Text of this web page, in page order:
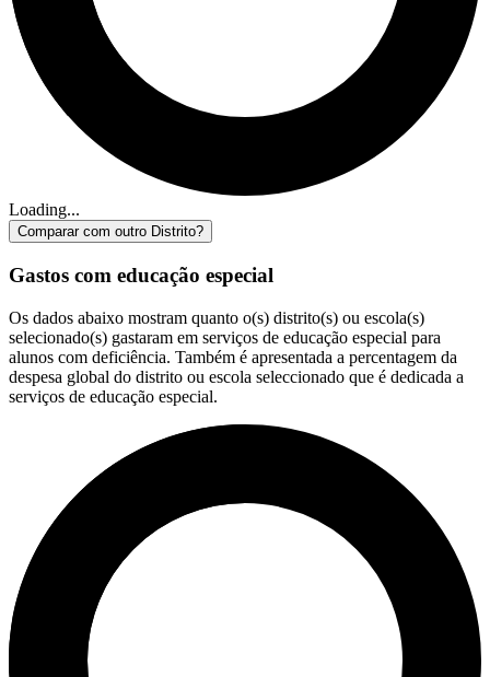
Loading...
Comparar com outro Distrito?
Gastos com educação especial
Os dados abaixo mostram quanto o(s) distrito(s) ou escola(s)
selecionado(s) gastaram em serviços de educação especial para
alunos com deficiência. Também é apresentada a percentagem da
despesa global do distrito ou escola seleccionado que é dedicada a
serviços de educação especial.